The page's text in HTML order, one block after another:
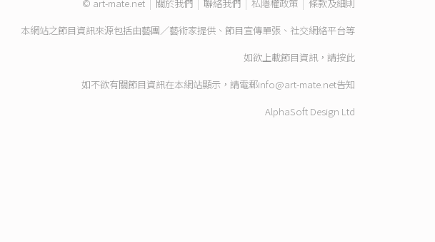
© art-mate.net | 關於我們 | 聯絡我們 | 私隱權政策 | 條款及細則
本網站之節目資訊來源包括由藝團／藝術家提供、節目宣傳單張、社交網絡平台等
如欲上載節目資訊，請按此
如不欲有關節目資訊在本網站顯示，請電郵info@art-mate.net告知
AlphaSoft Design Ltd